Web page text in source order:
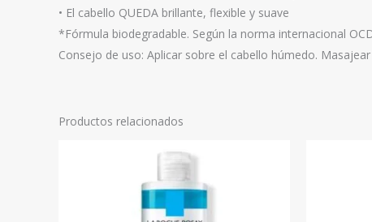
• El cabello QUEDA brillante, flexible y suave
*Fórmula biodegradable. Según la norma internacional
Consejo de uso: Aplicar sobre el cabello húmedo.
Productos relacionados